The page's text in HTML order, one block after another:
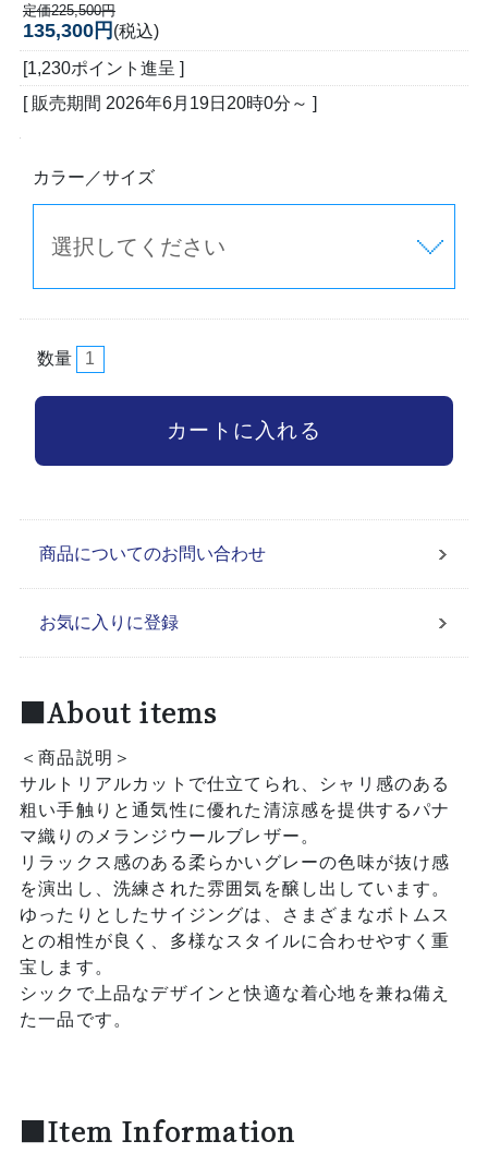
定価225,500円
135,300円 (税込)
[1,230ポイント進呈 ]
[ 販売期間 2026年6月19日20時0分 ～ ]
カラー／サイズ
数量
商品についてのお問い合わせ
お気に入りに登録
■About items
＜商品説明＞
サルトリアルカットで仕立てられ、シャリ感のある
粗い手触りと通気性に優れた清涼感を提供するパナ
マ織りのメランジウールブレザー。
リラックス感のある柔らかいグレーの色味が抜け感
を演出し、洗練された雰囲気を醸し出しています。
ゆったりとしたサイジングは、さまざまなボトムス
との相性が良く、多様なスタイルに合わせやすく重
宝します。
シックで上品なデザインと快適な着心地を兼ね備え
た一品です。
■Item Information